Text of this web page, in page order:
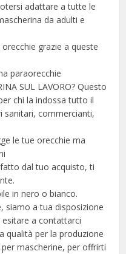
adattare a tutte le
da adulti e
grazie a queste
paraorecchie
SUL LAVORO? Questo
chi la indossa tutto il
sanitari, commercianti,
le tue orecchie ma
dal tuo acquisto, ti
in nero o bianco.
siamo a tua disposizione
a contattarci
qualità per la produzione
per mascherine, per offrirti